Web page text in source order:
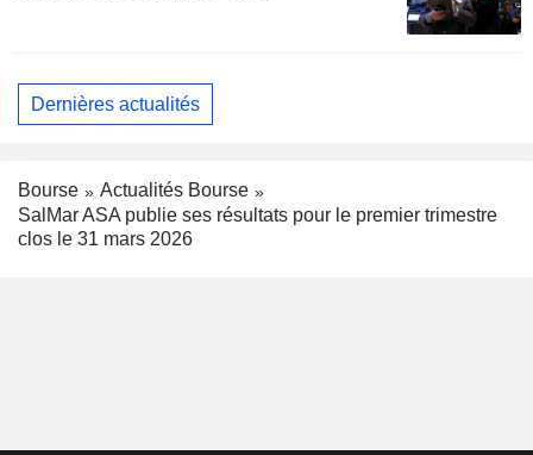
Dernières actualités
Bourse
Actualités Bourse
SalMar ASA publie ses résultats pour le premier trimestre
clos le 31 mars 2026